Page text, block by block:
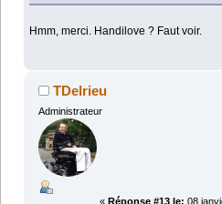
Hmm, merci. Handilove ? Faut voir.
TDelrieu
Administrateur
« Réponse #13 le: 08